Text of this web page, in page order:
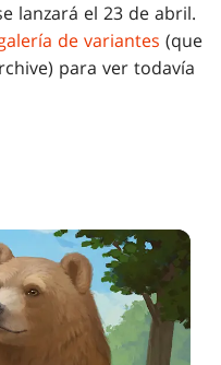
lanzará el 23 de abril.
de variantes (que
para ver todavía